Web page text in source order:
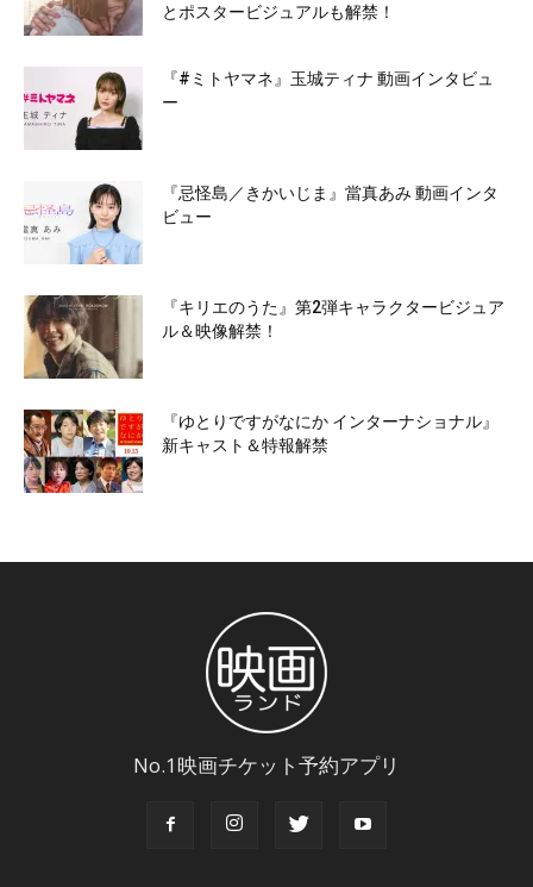
とポスタービジュアルも解禁！
『#ミトヤマネ』玉城ティナ 動画インタビュ
ー
『忌怪島／きかいじま』當真あみ 動画インタ
ビュー
『キリエのうた』第2弾キャラクタービジュア
ル＆映像解禁！
『ゆとりですがなにか インターナショナル』
新キャスト＆特報解禁
No.1映画チケット予約アプリ